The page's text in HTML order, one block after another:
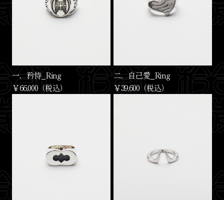
一．矜恃_Ring
￥66,000（税込）
二．自己愛_Ring
￥39,600（税込）